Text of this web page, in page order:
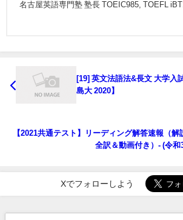
名古屋英語専門塾 塾長 TOEIC985, TOEFL
[19] 英文法語法&長文 大学入
島大 2020】
【2021共通テスト】リーディング解答速報（解
全訳＆動画付き）- (令和
Xでフォローしよう